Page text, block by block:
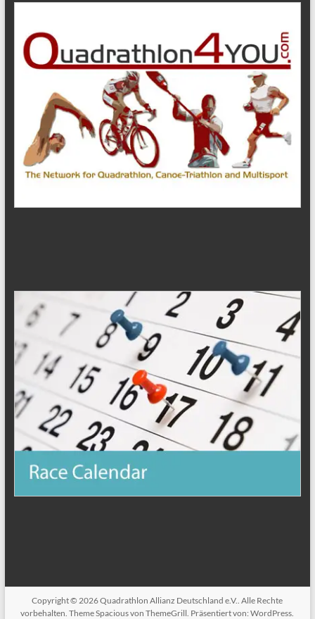
Copyright © 2026Quadrathlon Allianz Deutschland e.V. . Alle Rechte
vorbehalten. ThemeSpaciousvon ThemeGrill. Präsentiert von:WordPress